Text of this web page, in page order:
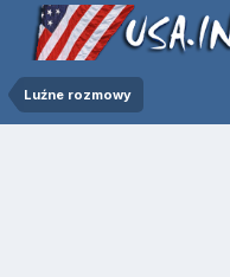
Luźne rozmowy